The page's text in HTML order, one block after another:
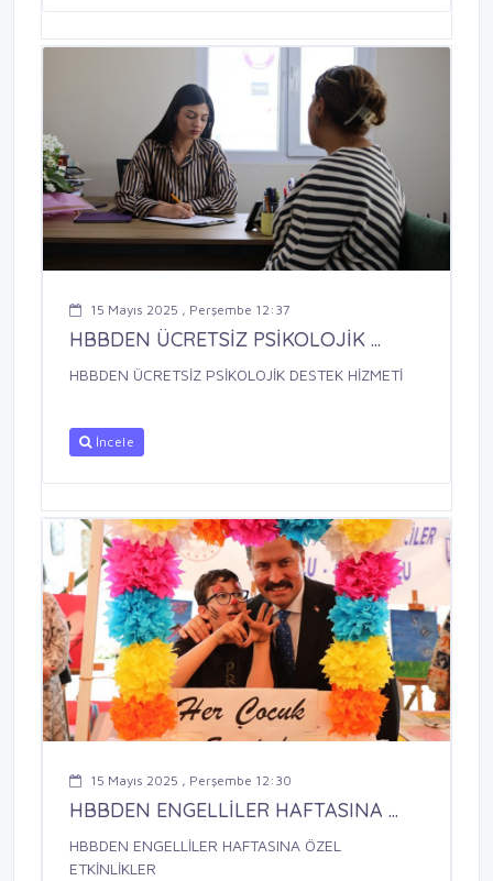
15 Mayıs 2025 , Perşembe 12:37
HBBDEN ÜCRETSİZ PSİKOLOJİK ...
HBBDEN ÜCRETSİZ PSİKOLOJİK DESTEK HİZMETİ
İncele
15 Mayıs 2025 , Perşembe 12:30
HBBDEN ENGELLİLER HAFTASINA ...
HBBDEN ENGELLİLER HAFTASINA ÖZEL
ETKİNLİKLER